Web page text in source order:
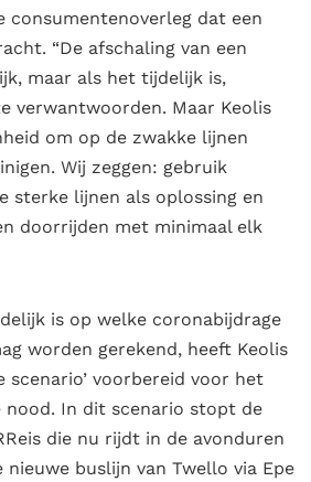
consumentenoverleg dat een
“De afschaling van een
maar als het tijdelijk is,
verwantwoorden. Maar Keolis
om op de zwakke lijnen
Wij zeggen: gebruik
sterke lijnen als oplossing en
doorrijden met minimaal elk
is op welke coronabijdrage
worden gerekend, heeft Keolis
scenario’ voorbereid voor het
nood. In dit scenario stopt de
die nu rijdt in de avonduren
nieuwe buslijn van Twello via Epe